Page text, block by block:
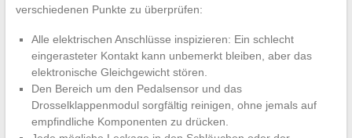
verschiedenen Punkte zu überprüfen:
Alle elektrischen Anschlüsse inspizieren: Ein schlecht
eingerasteter Kontakt kann unbemerkt bleiben, aber das
elektronische Gleichgewicht stören.
Den Bereich um den Pedalsensor und das
Drosselklappenmodul sorgfältig reinigen, ohne jemals auf
empfindliche Komponenten zu drücken.